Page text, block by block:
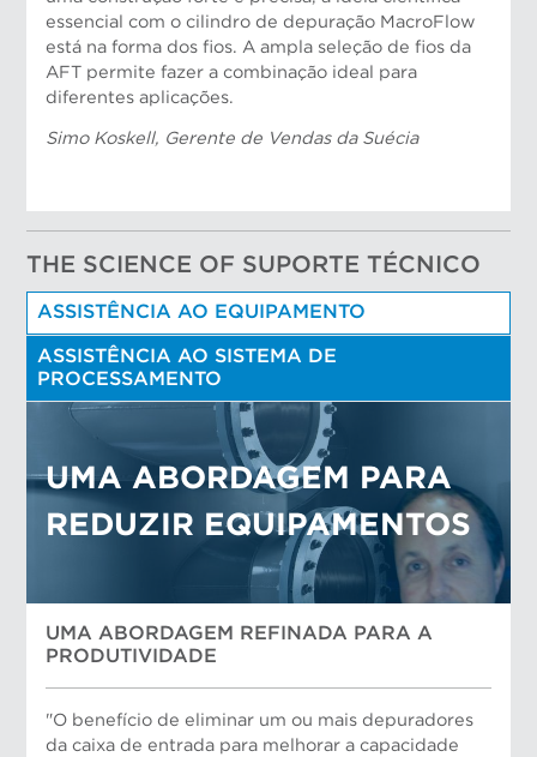
essencial com o cilindro de depuração MacroFlow
está na forma dos fios. A ampla seleção de fios da
AFT permite fazer a combinação ideal para
diferentes aplicações.
Simo Koskell, Gerente de Vendas da Suécia
THE SCIENCE OF SUPORTE TÉCNICO
ASSISTÊNCIA AO EQUIPAMENTO
ASSISTÊNCIA AO SISTEMA DE
PROCESSAMENTO
UMA ABORDAGEM PARA
REDUZIR EQUIPAMENTOS
UMA ABORDAGEM REFINADA PARA A
PRODUTIVIDADE
"O benefício de eliminar um ou mais depuradores
da caixa de entrada para melhorar a capacidade